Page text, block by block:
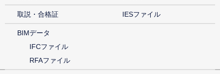
取説・合格証 IESファイル
BIMデータ
IFCファイル
RFAファイル